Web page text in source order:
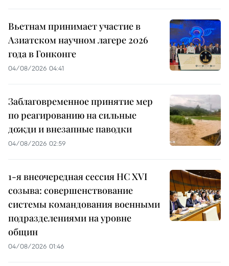
Вьетнам принимает участие в
Азиатском научном лагере 2026
года в Гонконге
04/08/2026 04:41
Заблаговременное принятие мер
по реагированию на сильные
дожди и внезапные паводки
04/08/2026 02:59
1-я внеочередная сессия НС XVI
созыва: совершенствование
системы командования военными
подразделениями на уровне
общин
04/08/2026 01:46